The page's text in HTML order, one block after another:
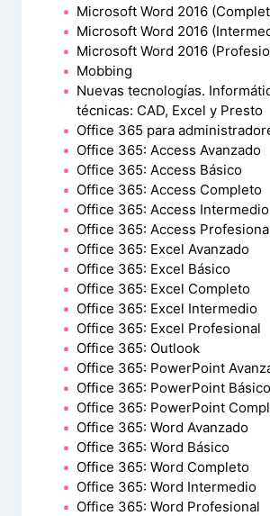
Microsoft Word 2016
Microsoft Word 2016
Microsoft Word 2016
Mobbing
Nuevas tecnologías.
técnicas: CAD, Excel y Presto
Office 365 para
Office 365: Access Avanzado
Office 365: Access Básico
Office 365: Access Completo
Office 365: Access Intermedio
Office 365: Access
Office 365: Excel Avanzado
Office 365: Excel Básico
Office 365: Excel Completo
Office 365: Excel Intermedio
Office 365: Excel Profesional
Office 365: Outlook
Office 365: PowerPoint
Office 365: PowerPoint Básico
Office 365: PowerPoint
Office 365: Word Avanzado
Office 365: Word Básico
Office 365: Word Completo
Office 365: Word Intermedio
Office 365: Word Profesional